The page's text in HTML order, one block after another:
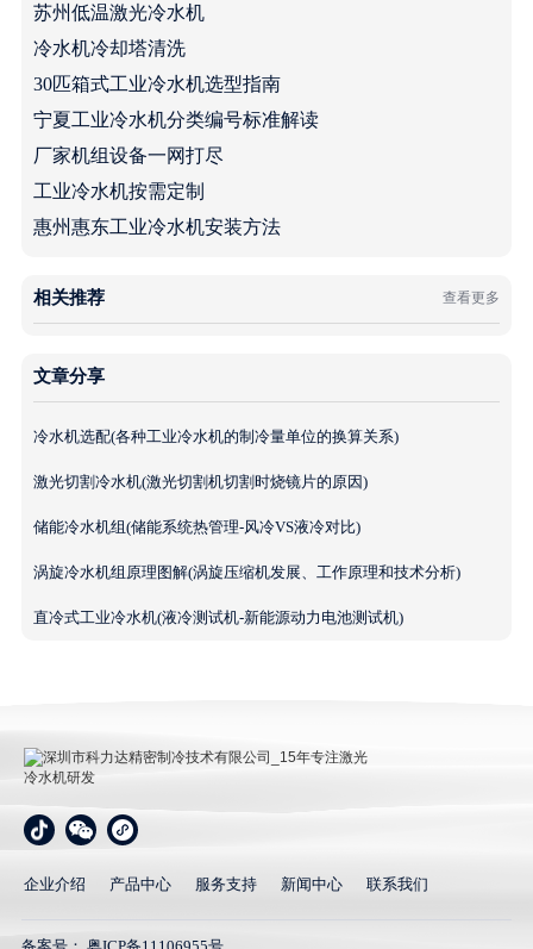
苏州低温激光冷水机
冷水机冷却塔清洗
30匹箱式工业冷水机选型指南
宁夏工业冷水机分类编号标准解读
厂家机组设备一网打尽
工业冷水机按需定制
惠州惠东工业冷水机安装方法
相关推荐 查看更多
文章分享
冷水机选配(各种工业冷水机的制冷量单位的换算关系)
激光切割冷水机(激光切割机切割时烧镜片的原因)
储能冷水机组(储能系统热管理-风冷VS液冷对比)
涡旋冷水机组原理图解(涡旋压缩机发展、工作原理和技术分析)
直冷式工业冷水机(液冷测试机-新能源动力电池测试机)
深圳市科力达精密制冷技术有限公司_15年专注激光冷
水机研发
企业介绍 产品中心 服务支持 新闻中心 联系我们